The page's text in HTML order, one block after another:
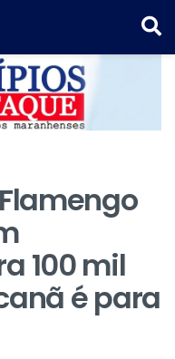
100 mil
é para